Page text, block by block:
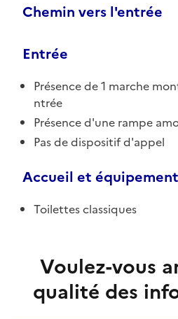
Chemin vers l'entrée
Entrée
Présence de 1 marche
ntrée
Présence d'une rampe
Pas de dispositif d'appel
Accueil et équipement
Toilettes classiques
Voulez-vous
qualité des